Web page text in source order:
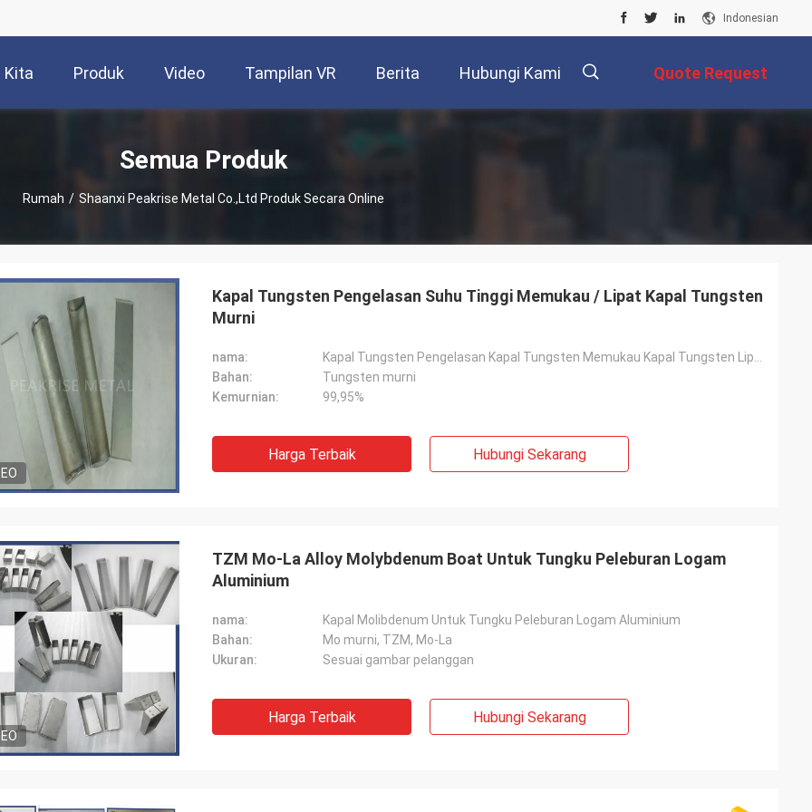
Indonesian
Kita Produk Video Tampilan VR Berita Hubungi Kami Quote Request
Semua Produk
Rumah / Shaanxi Peakrise Metal Co.,Ltd Produk Secara Online
Kapal Tungsten Pengelasan Suhu Tinggi Memukau / Lipat Kapal Tungsten
Murni
nama:
Bahan:
Tungsten murni
Kemurnian:
99,95%
Harga Terbaik Hubungi Sekarang
TZM Mo-La Alloy Molybdenum Boat Untuk Tungku Peleburan Logam
Aluminium
nama:
Kapal Molibdenum Untuk Tungku Peleburan Logam Aluminium
Bahan:
Mo murni, TZM, Mo-La
Ukuran:
Sesuai gambar pelanggan
Harga Terbaik Hubungi Sekarang